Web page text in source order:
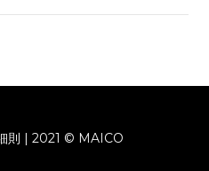
則 | 2021 © MAICO